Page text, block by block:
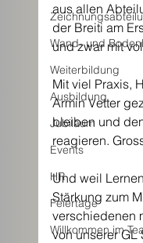
Wand- und
Weiterbildung
Ausbildung
Jubiläum
Events
HR
Feiertage
Willkommen im
aus allen
der Breiti am
und zwar mit
Mit viel Praxis,
Armin Vetter
bleiben und
reagieren.
Und weil
Stärkung zum
verschiedenen
von unserer GL